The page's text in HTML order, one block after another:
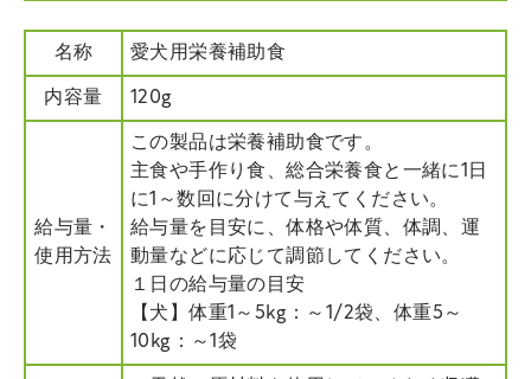
名称 愛犬用栄養補助食
内容量 120g
給与量・
使用方法
この製品は栄養補助食です。
主食や手作り食、総合栄養食と一緒に1日
に1～数回に分けて与えてください。
給与量を目安に、体格や体質、体調、運
動量などに応じて調節してください。
１日の給与量の目安
【犬】体重1～5kg：～1/2袋、体重5～
10kg：～1袋